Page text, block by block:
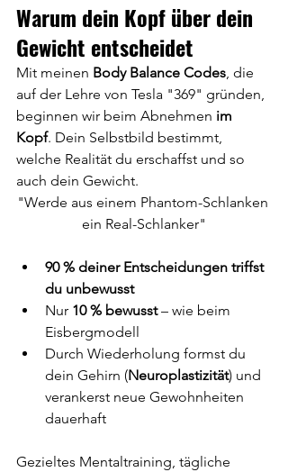
Warum dein Kopf über dein
Gewicht entscheidet
Mit meinen Body Balance Codes, die
auf der Lehre von Tesla "369" gründen,
beginnen wir beim Abnehmen im
Kopf. Dein Selbstbild bestimmt,
welche Realität du erschaffst und so
auch dein Gewicht.
"Werde aus einem Phantom-Schlanken
ein Real-Schlanker"
90 % deiner Entscheidungen triffst
du unbewusst
Nur 10 % bewusst – wie beim
Eisbergmodell
Durch Wiederholung formst du
dein Gehirn (Neuroplastizität) und
verankerst neue Gewohnheiten
dauerhaft
Gezieltes Mentaltraining, tägliche